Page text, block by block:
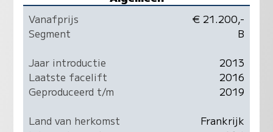
Vanafprijs
€ 21.200,-
Segment
B
Jaar introductie
2013
Laatste facelift
2016
Geproduceerd t/m
2019
Land van herkomst
Frankrijk